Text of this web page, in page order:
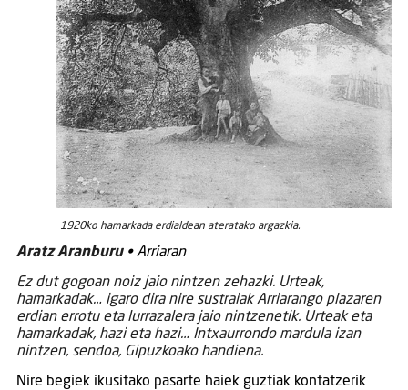
1920ko hamarkada erdialdean ateratako argazkia.
Aratz Aranburu • Arriaran
Ez dut gogoan noiz jaio nintzen zehazki. Urteak,
hamarkadak… igaro dira nire sustraiak Arriarango plazaren
erdian errotu eta lurrazalera jaio nintzenetik. Urteak eta
hamarkadak, hazi eta hazi… Intxaurrondo mardula izan
nintzen, sendoa, Gipuzkoako handiena.
Nire begiek ikusitako pasarte haiek guztiak kontatzerik